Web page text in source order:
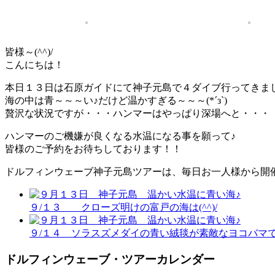
皆様～(^^)/
こんにちは！
本日１３日は石原ガイドにて神子元島で４ダイブ行ってきま
海の中は青～～～い♪だけど温かすぎる～～～(*´з`)
贅沢な状況ですが・・・ハンマーはやっぱり深場へと・・・
ハンマーのご機嫌が良くなる水温になる事を願って♪
皆様のご予約をお待ちしております！！
ドルフィンウェーブ神子元島ツアーは、毎日お一人様から開
９/１３ クローズ明けの富戸の海は(^^)/
９/１４ ソラスズメダイの青い絨毯が素敵なヨコバマ
ドルフィンウェーブ・ツアーカレンダー